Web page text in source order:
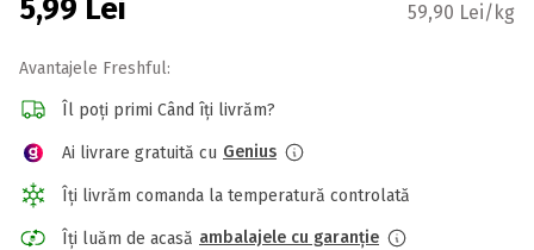
5,99 Lei 59,90 Lei/kg
Avantajele Freshful:
Îl poți primi Când îți livrăm?
Ai livrare gratuită cu Genius
Îți livrăm comanda la temperatură controlată
Îți luăm de acasă ambalajele cu garanție